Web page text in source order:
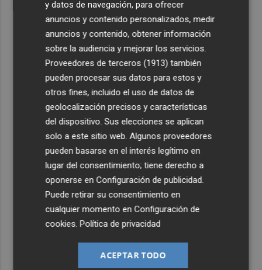
y datos de navegación, para ofrecer
anuncios y contenido personalizados, medir
anuncios y contenido, obtener información
sobre la audiencia y mejorar los servicios.
Proveedores de terceros (1913) también
pueden procesar sus datos para estos y
otros fines, incluido el uso de datos de
geolocalización precisos y características
del dispositivo. Sus elecciones se aplican
solo a este sitio web. Algunos proveedores
pueden basarse en el interés legítimo en
lugar del consentimiento; tiene derecho a
oponerse enConfiguración de publicidad
Puede retirar su consentimiento en
cualquier momento enConfiguración de
cookies .Política de privacidad
ACEPTAR TODO